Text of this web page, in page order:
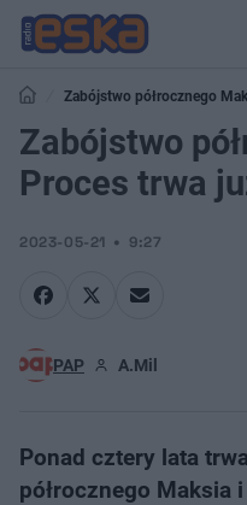
Zabójstwo półrocznego
Zabójstwo
Proces trwa
2023-05-21 9:27
PAP A.Mil
Ponad cztery lata
półrocznego Maksia